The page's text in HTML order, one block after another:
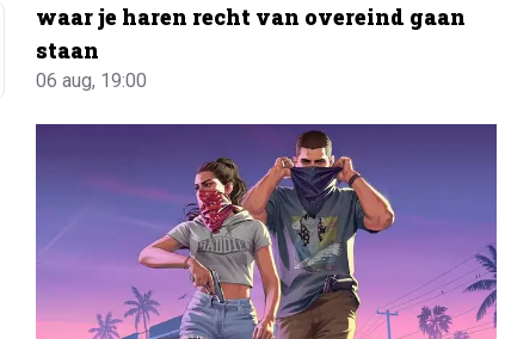
waar je haren recht van overeind gaan
staan
06 aug, 19:00